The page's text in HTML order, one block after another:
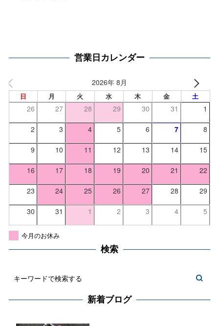
営業日カレンダー
2026年 8月
日 月 火 水 木 金 土
26 27 28 29 30 31 1
2 3 4 5 6 7 8
9 10 11 12 13 14 15
16 17 18 19 20 21 22
23 24 25 26 27 28 29
30 31 1 2 3 4 5
今月のお休み
検索
新着ブログ